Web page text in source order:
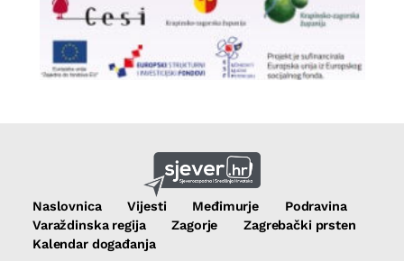
Naslovnica Vijesti Međimurje
Podravina
Varaždinska regija
Zagorje
Zagrebački prsten
Kalendar događanja